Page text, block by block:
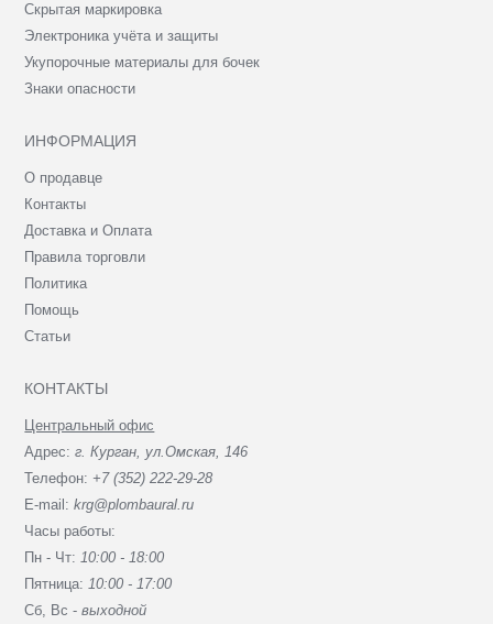
Скрытая маркировка
Электроника учёта и защиты
Укупорочные материалы для бочек
Знаки опасности
ИНФОРМАЦИЯ
О продавце
Контакты
Доставка и Оплата
Правила торговли
Политика
Помощь
Статьи
КОНТАКТЫ
Центральный офис
Адрес:г. Курган, ул.Омская, 146
Телефон: +7 (352) 222-29-28
E-mail:krg@plombaural.ru
Часы работы:
Пн - Чт:10:00 - 18:00
Пятница:10:00 - 17:00
Сб, Вc -выходной